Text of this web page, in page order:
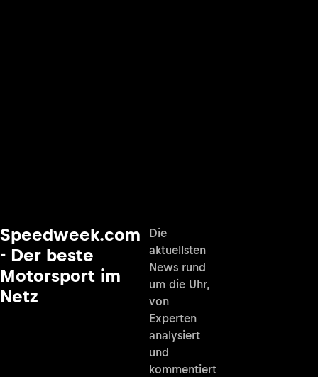
Speedweek.com
- Der beste
Motorsport im
Netz
Die
aktuellsten
News rund
um die Uhr,
von
Experten
analysiert
und
kommentiert